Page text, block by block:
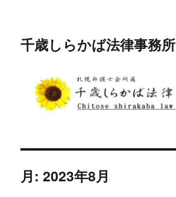
千歳しらかば法律事務所
月:2023年8月